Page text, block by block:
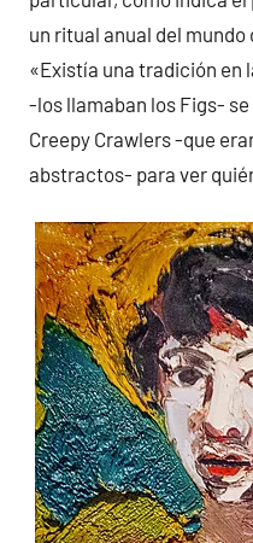
un ritual anual del mundo
«Existía una tradición en
-los llamaban los Figs-
Creepy Crawlers -que
abstractos- para ver